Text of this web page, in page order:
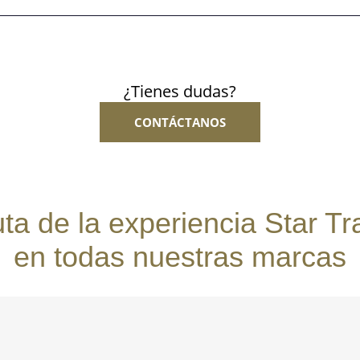
¿Tienes dudas?
CONTÁCTANOS
de la experiencia Star
en todas nuestras marcas